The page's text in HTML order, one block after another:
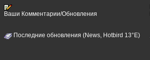
Ваши Комментарии/Обновления
Последние обновления (News, Hotbird 13°E)